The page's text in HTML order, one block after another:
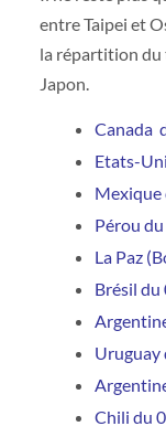
entre Taipei et
la répartition du
Japon.
Canada
Etats-
Mexique
Pérou
La Paz
Brésil
Uruguay
Chili du